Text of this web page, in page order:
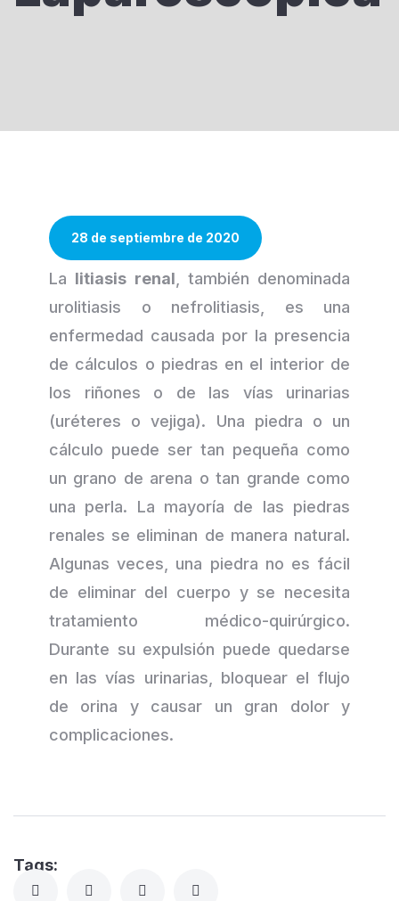
28 de septiembre de 2020
La litiasis renal , también denominada
urolitiasis o nefrolitiasis, es una
enfermedad causada por la presencia
de cálculos o piedras en el interior de
los riñones o de las vías urinarias
(uréteres o vejiga). Una piedra o un
cálculo puede ser tan pequeña como
un grano de arena o tan grande como
una perla. La mayoría de las piedras
renales se eliminan de manera natural.
Algunas veces, una piedra no es fácil
de eliminar del cuerpo y se necesita
tratamiento médico-quirúrgico.
Durante su expulsión puede quedarse
en las vías urinarias, bloquear el flujo
de orina y causar un gran dolor y
complicaciones.
Tags: